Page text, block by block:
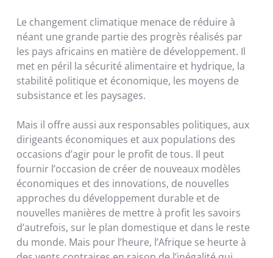
Le changement climatique menace de réduire à
néant une grande partie des progrès réalisés par
les pays africains en matière de développement. Il
met en péril la sécurité alimentaire et hydrique, la
stabilité politique et économique, les moyens de
subsistance et les paysages.
Mais il offre aussi aux responsables politiques, aux
dirigeants économiques et aux populations des
occasions d’agir pour le profit de tous. Il peut
fournir l’occasion de créer de nouveaux modèles
économiques et des innovations, de nouvelles
approches du développement durable et de
nouvelles manières de mettre à profit les savoirs
d’autrefois, sur le plan domestique et dans le reste
du monde. Mais pour l’heure, l’Afrique se heurte à